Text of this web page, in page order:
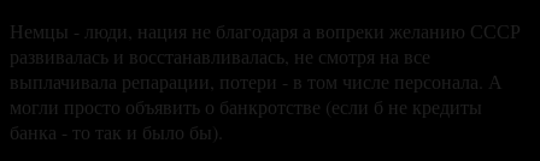
Немцы - люди, нация не благодаря а вопреки желанию СССР
развивалась и восстанавливалась, не смотря на все
выплачивала репарации, потери - в том числе персонала. А
могли просто объявить о банкротстве (если б не кредиты
банка - то так и было бы).